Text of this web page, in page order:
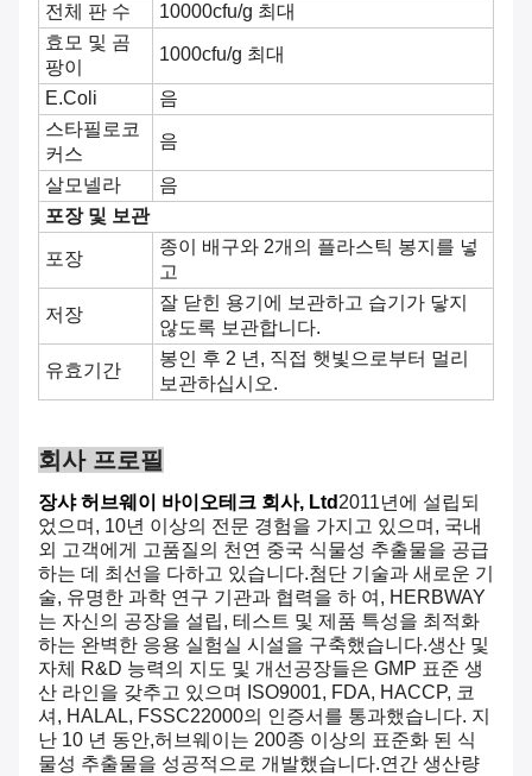
전체 판 수
10000cfu/g 최대
효모 및 곰
팡이
1000cfu/g 최대
E.Coli
음
스타필로코
커스
음
살모넬라
음
포장 및 보관
포장
종이 배구와 2개의 플라스틱 봉지를 넣
고
저장
잘 닫힌 용기에 보관하고 습기가 닿지
않도록 보관합니다.
유효기간
봉인 후 2 년, 직접 햇빛으로부터 멀리
보관하십시오.
회사 프로필
장샤 허브웨이 바이오테크 회사, Ltd2011년에 설립되
었으며, 10년 이상의 전문 경험을 가지고 있으며, 국내
외 고객에게 고품질의 천연 중국 식물성 추출물을 공급
하는 데 최선을 다하고 있습니다.첨단 기술과 새로운 기
술, 유명한 과학 연구 기관과 협력을 하 여, HERBWAY
는 자신의 공장을 설립, 테스트 및 제품 특성을 최적화
하는 완벽한 응용 실험실 시설을 구축했습니다.생산 및
자체 R&D 능력의 지도 및 개선공장들은 GMP 표준 생
산 라인을 갖추고 있으며 ISO9001, FDA, HACCP, 코
셔, HALAL, FSSC22000의 인증서를 통과했습니다. 지
난 10 년 동안,허브웨이는 200종 이상의 표준화 된 식
물성 추출물을 성공적으로 개발했습니다.연간 생산량